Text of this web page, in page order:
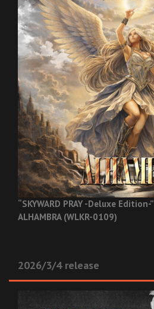
“SKYWARD PRAY -Deluxe Edition-”
ALHAMBRA (WLKR-0109)
2026/3/4 release